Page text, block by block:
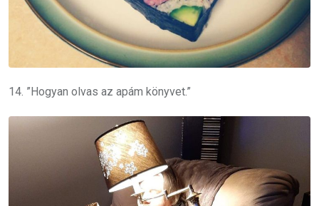
14. ”Hogyan olvas az apám könyvet.”